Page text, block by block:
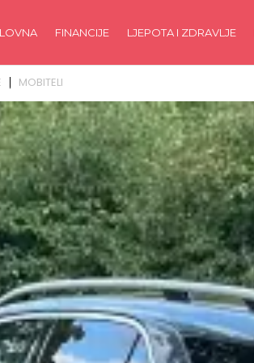
FINANCIJE LJEPOTA I ZDRAVLJE